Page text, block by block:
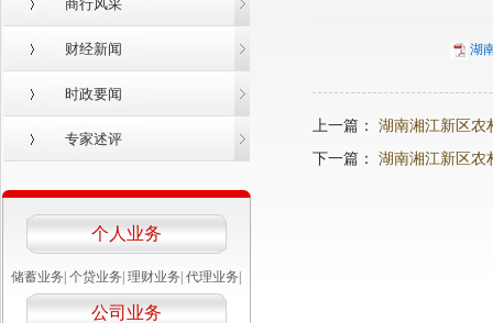
商行风采
财经新闻
时政要闻
专家述评
个人业务
储蓄业务 个贷业务 理财业务 代理业务
公司业务
湖
上一篇： 湖南湘江新区农
下一篇： 湖南湘江新区农